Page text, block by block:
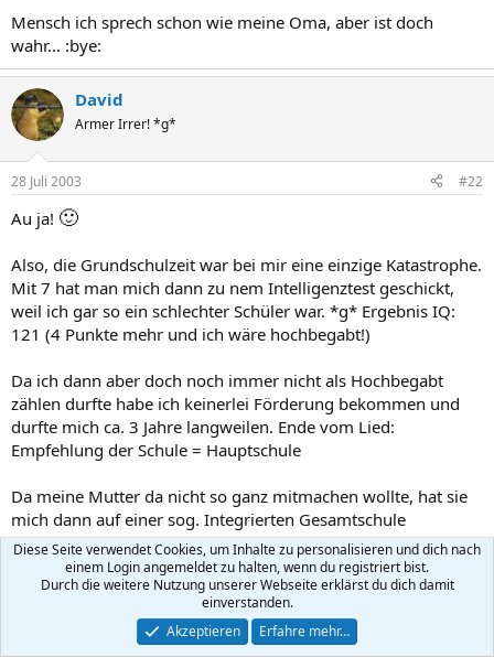
Mensch ich sprech schon wie meine Oma, aber ist doch
wahr... :bye:
David
Armer Irrer! *g*
28 Juli 2003 #22
Au ja! 🙂
Also, die Grundschulzeit war bei mir eine einzige Katastrophe.
Mit 7 hat man mich dann zu nem Intelligenztest geschickt,
weil ich gar so ein schlechter Schüler war. *g* Ergebnis IQ:
121 (4 Punkte mehr und ich wäre hochbegabt!)
Da ich dann aber doch noch immer nicht als Hochbegabt
zählen durfte habe ich keinerlei Förderung bekommen und
durfte mich ca. 3 Jahre langweilen. Ende vom Lied:
Empfehlung der Schule = Hauptschule
Da meine Mutter da nicht so ganz mitmachen wollte, hat sie
mich dann auf einer sog. Integrierten Gesamtschule
angemeldet. Dies ist praktisch noch mal 2 Jahre schule, und in
der 7 Klasse wird dann entschieden wer Haupt-, wer Real- und
wer Gymnasialzweig nehmen darf.
2 Lustige Jahre Später konnte man sich
entscheiden, auf welchen Schulzweig man mich denn nun
Diese Seite verwendet Cookies, um Inhalte zu personalisieren und dich nach
einem Login angemeldet zu halten, wenn du registriert bist.
Durch die weitere Nutzung unserer Webseite erklärst du dich damit
einverstanden.
Akzeptieren
Erfahre mehr…